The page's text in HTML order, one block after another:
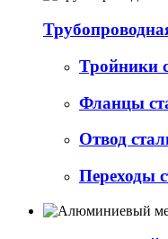
Тройники
Фланцы
Отвод
Переходы